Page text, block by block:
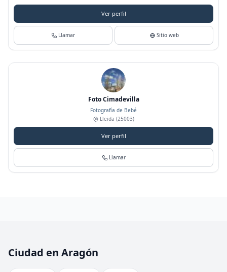
Ver perfil
Llamar Sitio web
Foto Cimadevilla
Fotografía de Bebé
Lleida (25003)
Ver perfil
Llamar
Ciudad en Aragón